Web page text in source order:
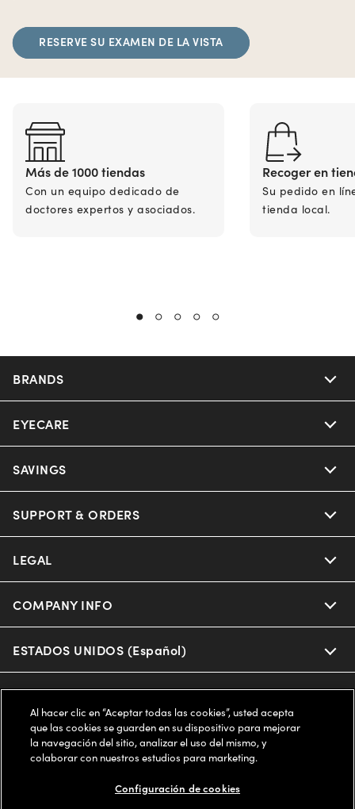
RESERVE SU EXAMEN DE LA VISTA
Más de 1000 tiendas
Con un equipo dedicado de
doctores expertos y asociados.
Recoger en
Su pedido en
tienda local.
BRANDS
Nuance Audio
Ray-Ban
Miu Miu
Prada
Michael Kors
Coach
EYECARE
Our Eyeglasses
Our Sunglasses
Eyewear Trends
Our Lenses
Schedule an Eye Exam
SAVINGS
Offers & Discount
Insurance
AARP Members
SUPPORT & ORDERS
Help Center
Online Order Status
Frame Advisor
Style Guide
LEGAL
Privacy Policy
Terms of Use
Notice of Financial Incentive
Independent Doctor's Notice
COMPANY INFO
About us
Accessibility
Our Flagship Stores
ESTADOS UNIDOS (Español)
Buy now, pay later with Klarna*, Affirm or Cash App Afterpay.
Learn More
Al hacer clic en “Aceptar todas las cookies”, usted acepta
que las cookies se guarden en su dispositivo para mejorar
la navegación del sitio, analizar el uso del mismo, y
colaborar con nuestros estudios para marketing.
Configuración de cookies